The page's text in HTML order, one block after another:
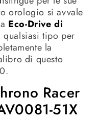
orologio si avvale
Eco-Drive di
tipo per
la
di questo
Racer
51X